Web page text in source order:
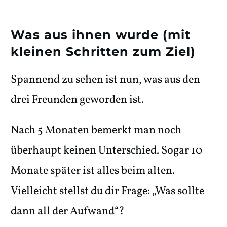
Was aus ihnen wurde (mit
kleinen Schritten zum Ziel)
Spannend zu sehen ist nun, was aus den
drei Freunden geworden ist.
Nach 5 Monaten bemerkt man noch
überhaupt keinen Unterschied. Sogar 10
Monate später ist alles beim alten.
Vielleicht stellst du dir Frage: „Was sollte
dann all der Aufwand“?